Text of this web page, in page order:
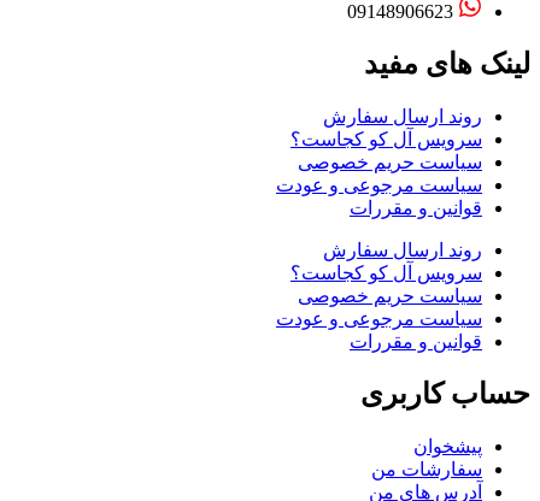
09148906623
لینک های مفید
روند ارسال سفارش
سرویس آل کو کجاست؟
سیاست حریم خصوصی
سیاست مرجوعی و عودت
قوانین و مقررات
روند ارسال سفارش
سرویس آل کو کجاست؟
سیاست حریم خصوصی
سیاست مرجوعی و عودت
قوانین و مقررات
حساب کاربری
پیشخوان
سفارشات من
آدرس های من